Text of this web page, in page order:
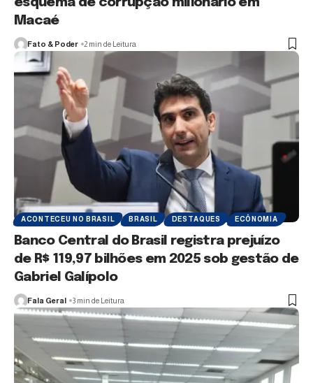
Macaé
Fato & Poder 2 min de Leitura
ACONTECEU NO BRASIL BRASIL DESTAQUES ECÔNOMIA
Banco Central do Brasil registra prejuízo
de R$ 119,97 bilhões em 2025 sob gestão de
Gabriel Galípolo
Fala Geral 3 min de Leitura